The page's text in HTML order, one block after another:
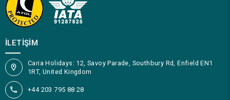
İLETIŞIM
Caria Holidays: 12, Savoy Parade, Southbury Rd, Enfield EN1
1RT, United Kingdom
+44 203 795 88 28